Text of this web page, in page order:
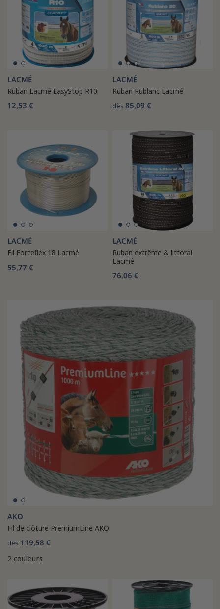
LACMÉ
Ruban Lacmé EasyStop R10
12,53 €
LACMÉ
Ruban Rublanc Lacmé
dès 85,09 €
LACMÉ
Fil Forceflex 18 Lacmé
55,77 €
LACMÉ
Ruban extrême & littoral
Lacmé
76,06 €
AKO
Fil de clôture PremiumLine AKO
dès 119,58 €
2 couleurs